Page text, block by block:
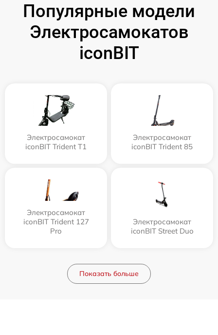
Популярные модели
Электросамокатов
iconBIT
Электросамокат
iconBIT Trident T1
Электросамокат
iconBIT Trident 85
Электросамокат
iconBIT Trident 127
Pro
Электросамокат
iconBIT Street Duo
Показать больше